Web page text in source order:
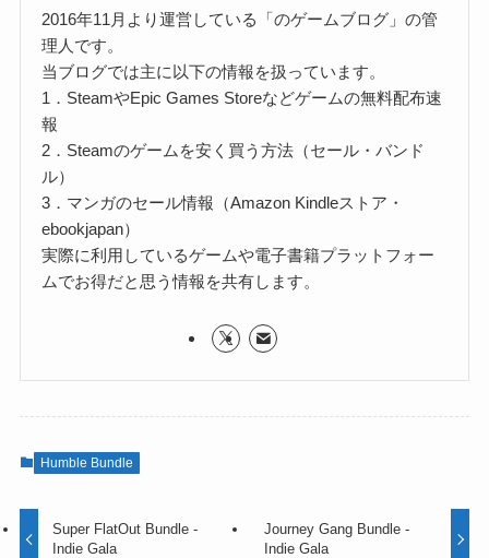
2016年11月より運営している「のゲームブログ」の管
理人です。
当ブログでは主に以下の情報を扱っています。
1．SteamやEpic Games Storeなどゲームの無料配布速
報
2．Steamのゲームを安く買う方法（セール・バンド
ル）
3．マンガのセール情報（Amazon Kindleストア・
ebookjapan）
実際に利用しているゲームや電子書籍プラットフォー
ムでお得だと思う情報を共有します。
Humble Bundle
Super FlatOut Bundle -
Indie Gala
Journey Gang Bundle -
Indie Gala